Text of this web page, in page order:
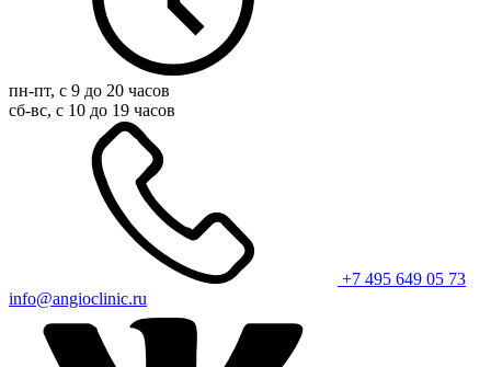
пн-пт, с 9 до 20 часов
сб-вс, с 10 до 19 часов
+7 495 649 05 73
info@angioclinic.ru